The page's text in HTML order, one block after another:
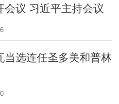
会议 习近平主持会议
当选连任圣多美和普林